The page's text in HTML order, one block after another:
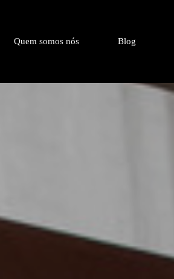
Quem somos nós Blog